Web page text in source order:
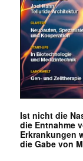
Ist nicht die
die Entnahme
Erkrankungen
die Gabe von